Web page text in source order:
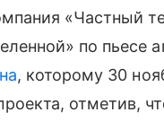
«Частный
по пьесе
, которому 30
отметив,